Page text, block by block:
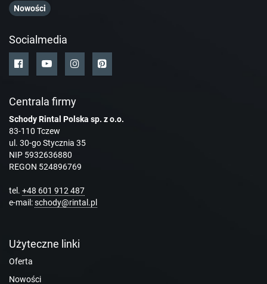
Nowości
Socialmedia
Centrala firmy
Schody Rintal Polska sp. z o.o.
83-110 Tczew
ul. 30-go Stycznia 35
NIP 5932636880
REGON 524896769
tel. +48 601 912 487
e-mail:schody@rintal.pl
Użyteczne linki
Oferta
Nowości